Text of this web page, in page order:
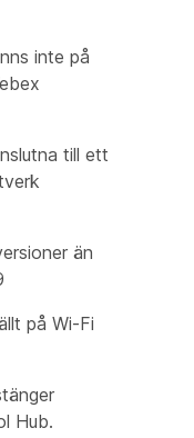
inte på
till ett
än
på Wi-Fi
Hub.